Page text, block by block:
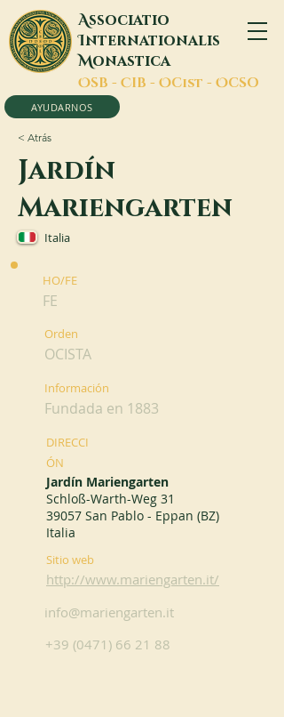
Associatio
Internationalis
Monastica
OSB - CIB - OCist - OCSO
AYUDARNOS
< Atrás
Jardín
Mariengarten
Italia
HO/FE
FE
Orden
OCISTA
Información
Fundada en 1883
DIRECCI
ÓN
Jardín Mariengarten
Schloß-Warth-Weg 31
39057 San Pablo - Eppan (BZ)
Italia
Sitio web
http://www.mariengarten.it/
info@mariengarten.it
+39 (0471) 66 21 88